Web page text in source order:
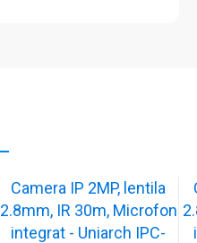
Camera IP 2MP, lentila
2.8mm, IR 30m, Microfon
integrat - Uniarch IPC-